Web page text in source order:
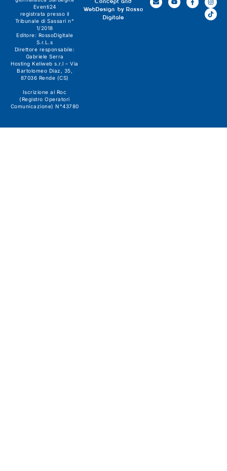
Concept and
WebDesign by Rosso
Digitale
Eventi24
registrata presso il
Tribunale di Sassari n°
1/2018
Editore: RossoDigitale
S.r.L.s
Direttore responsabile:
Gabriele Serra
Hosting Keliweb s.r.l – Via
Bartolomeo Diaz, 35,
87036 Rende (CS)
Iscrizione al Roc
(Registro Operatori
Comunicazione) N°43780